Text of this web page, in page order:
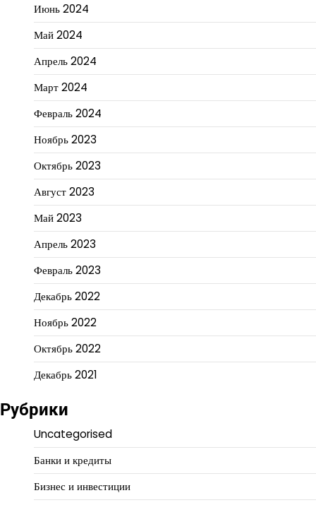
Июнь 2024
Май 2024
Апрель 2024
Март 2024
Февраль 2024
Ноябрь 2023
Октябрь 2023
Август 2023
Май 2023
Апрель 2023
Февраль 2023
Декабрь 2022
Ноябрь 2022
Октябрь 2022
Декабрь 2021
Рубрики
Uncategorised
Банки и кредиты
Бизнес и инвестиции